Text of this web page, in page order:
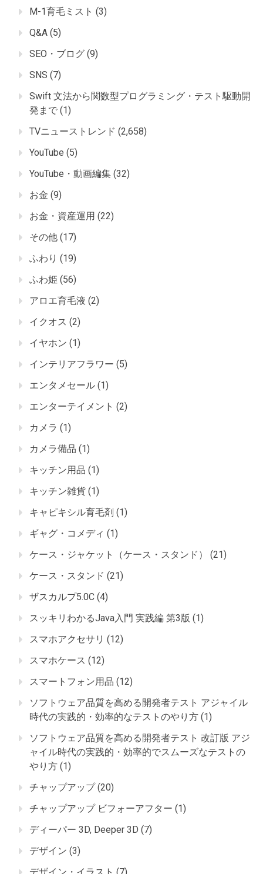
M-1育毛ミスト (3)
Q&A (5)
SEO・ブログ (9)
SNS (7)
Swift 文法から関数型プログラミング・テスト駆動開
発まで (1)
TVニューストレンド (2,658)
YouTube (5)
YouTube・動画編集 (32)
お金 (9)
お金・資産運用 (22)
その他 (17)
ふわり (19)
ふわ姫 (56)
アロエ育毛液 (2)
イクオス (2)
イヤホン (1)
インテリアフラワー (5)
エンタメセール (1)
エンターテイメント (2)
カメラ (1)
カメラ備品 (1)
キッチン用品 (1)
キッチン雑貨 (1)
キャピキシル育毛剤 (1)
ギャグ・コメディ (1)
ケース・ジャケット（ケース・スタンド）
(21)
ケース・スタンド (21)
ザスカルプ5.0C (4)
スッキリわかるJava入門 実践編 第3版 (1)
スマホアクセサリ (12)
スマホケース (12)
スマートフォン用品 (12)
ソフトウェア品質を高める開発者テスト アジャイル
時代の実践的・効率的なテストのやり方 (1)
ソフトウェア品質を高める開発者テスト 改訂版 アジ
ャイル時代の実践的・効率的でスムーズなテストの
やり方 (1)
チャップアップ(20)
チャップアップ ビフォーアフター (1)
ディーパー 3D, Deeper 3D (7)
デザイン (3)